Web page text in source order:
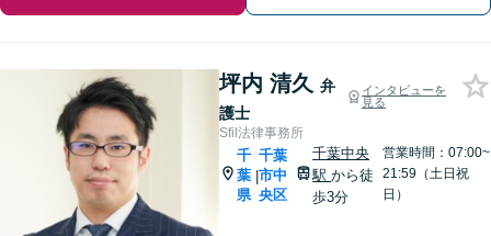
坪内 清久 弁
護士
インタビューを
見る
Sfil法律事務所
千
葉
県
|
千葉
市中
央区
千葉中央
駅から徒
歩3分
営業時間：07:00~
21:59（土日祝
日）